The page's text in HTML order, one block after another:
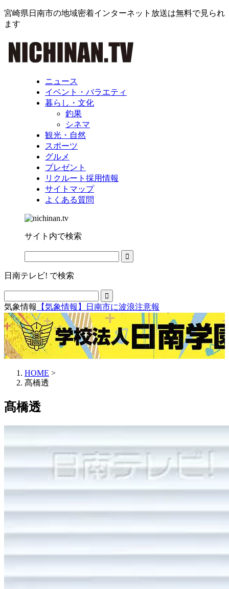
宮崎県日南市の地域密着インターネット放送は無料で見られ
ます
ニュース
イベント・バラエティ
暮らし・文化
釣果
シネマ
観光・自然
スポーツ
グルメ
プレゼント
リクルート採用情報
サイトマップ
よくある質問
サイト内で検索
日南テレビ! で検索
気象情報 【気象情報】日南市に波浪注意報
HOME >
髙橋透
髙橋透